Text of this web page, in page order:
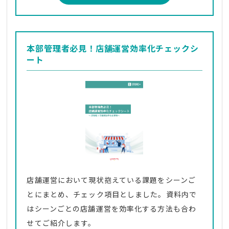
本部管理者必見！店舗運営効率化チェックシ
ート
店舗運営において現状抱えている課題をシーンご
とにまとめ、チェック項目としました。資料内で
はシーンごとの店舗運営を効率化する方法も合わ
せてご紹介します。